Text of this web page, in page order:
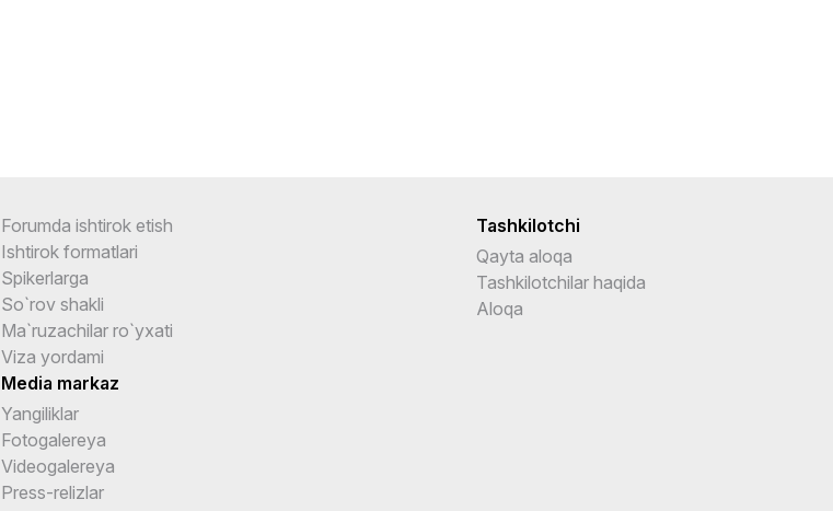
Forumda ishtirok etish
Ishtirok formatlari
Spikerlarga
So`rov shakli
Ma`ruzachilar ro`yxati
Viza yordami
Media markaz
Yangiliklar
Fotogalereya
Videogalereya
Press-relizlar
Tashkilotchi
Qayta aloqa
Tashkilotchilar haqida
Aloqa